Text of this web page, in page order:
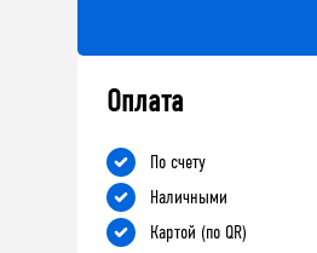
Оплата
По счету
Наличными
Картой (по QR)